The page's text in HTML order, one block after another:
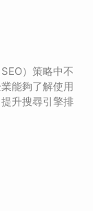
）策略中不
能夠了解使用
升搜尋引擎排